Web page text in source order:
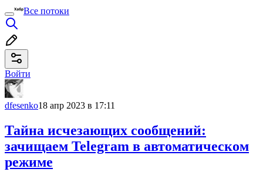
Все потоки
Войти
dfesenko18 апр 2023 в 17:11
Тайна исчезающих сообщений:
зачищаем Telegram в автоматическом
режиме